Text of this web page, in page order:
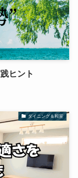
ヒント
ダイニング＆和室